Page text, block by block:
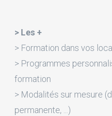
> Les +
> Formation dans vos
> Programmes
formation
> Modalités sur mesure
permanente, ...)